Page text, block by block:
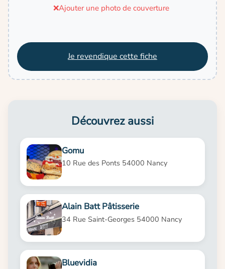
❌Ajouter une photo de couverture
Je revendique cette fiche
Découvrez aussi
Gomu
10 Rue des Ponts 54000 Nancy
Alain Batt Pâtisserie
34 Rue Saint-Georges 54000 Nancy
Bluevidia